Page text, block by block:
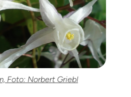
Foto: Norbert Griebl